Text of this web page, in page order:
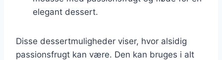
elegant dessert.
Disse dessertmuligheder viser, hvor alsidig
passionsfrugt kan være. Den kan bruges i alt